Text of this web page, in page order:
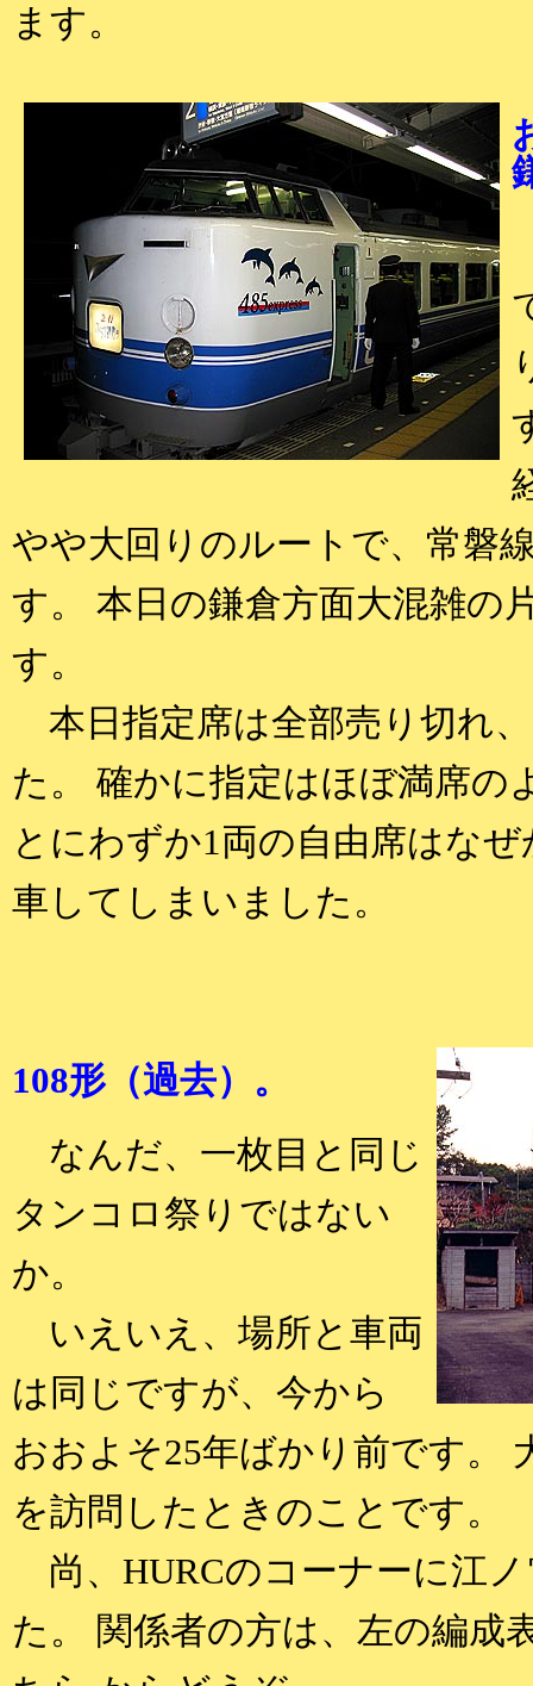
ます。
やや大回りのルートで、常磐
す。 本日の鎌倉方面大混雑の
す。
本日指定席は全部売り切れ
た。 確かに指定はほぼ満席の
とにわずか1両の自由席はな
車してしまいました。
108形（過去）。
なんだ、一枚目と同じ
タンコロ祭りではない
か。
いえいえ、場所と車両
は同じですが、今から
おおよそ25年ばかり前です。
を訪問したときのことです。
尚、HURCのコーナーに江
た。 関係者の方は、左の編成